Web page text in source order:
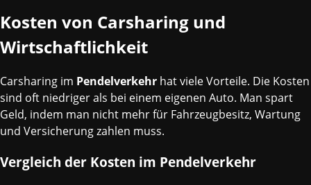
Kosten von Carsharing und
Wirtschaftlichkeit
Carsharing im Pendelverkehr hat viele Vorteile. Die Kosten
sind oft niedriger als bei einem eigenen Auto. Man spart
Geld, indem man nicht mehr für Fahrzeugbesitz, Wartung
und Versicherung zahlen muss.
Vergleich der Kosten im Pendelverkehr